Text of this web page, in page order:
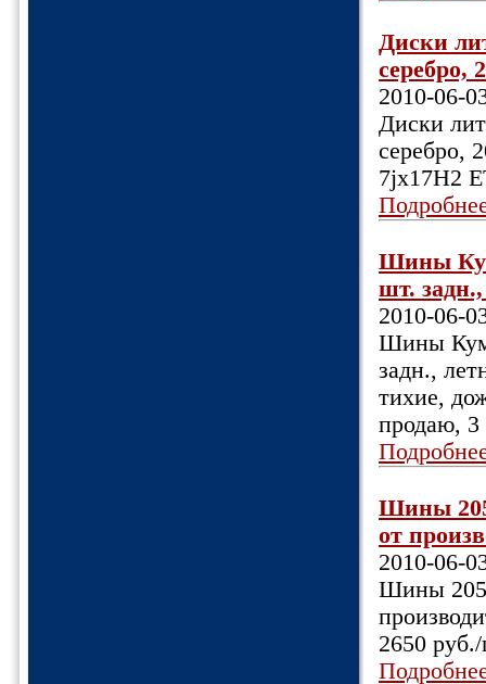
Диски
серебро,
2010-06-
Диски
серебро,
7jх17Н2
Шины
шт.
2010-06-
Шины
задн.,
тихие,
продаю,
Шины
от
2010-06-
Шины 205/
2650